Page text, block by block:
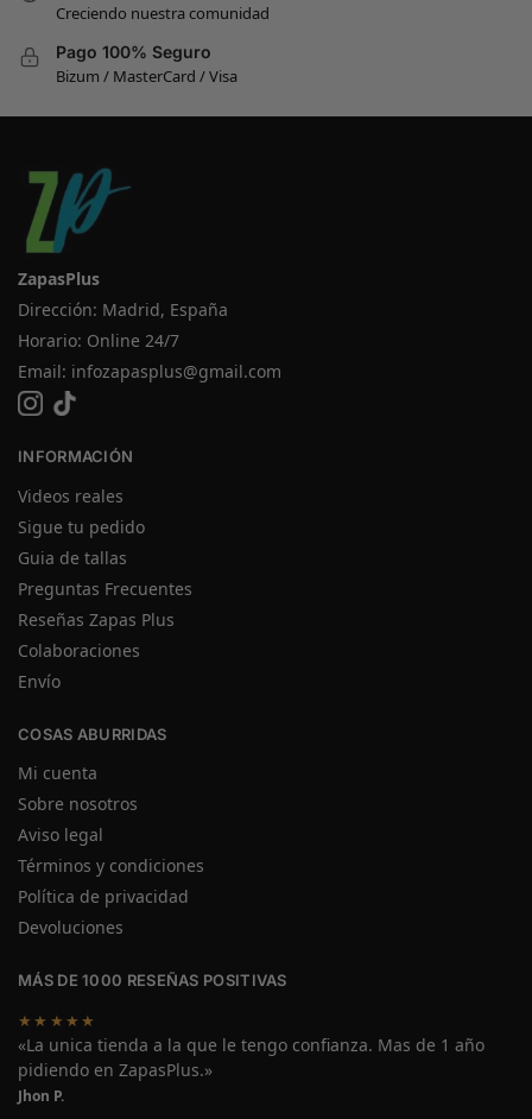
Creciendo nuestra comunidad
Pago 100% Seguro
Bizum / MasterCard / Visa
ZapasPlus
Dirección: Madrid, España
Horario: Online 24/7
Email: infozapasplus@gmail.com
INFORMACIÓN
Videos reales
Sigue tu pedido
Guia de tallas
Preguntas Frecuentes
Reseñas Zapas Plus
Colaboraciones
Envío
COSAS ABURRIDAS
Mi cuenta
Sobre nosotros
Aviso legal
Términos y condiciones
Política de privacidad
Devoluciones
MÁS DE 1000 RESEÑAS POSITIVAS
★★★★★
«La unica tienda a la que le tengo confianza. Mas de 1 año
pidiendo en ZapasPlus.»
Jhon P.